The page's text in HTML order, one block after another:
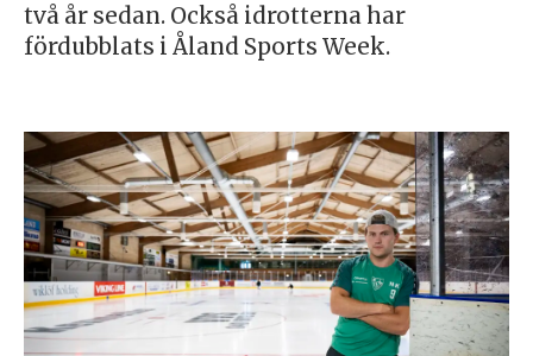
två år sedan. Också idrotterna har
fördubblats i Åland Sports Week.